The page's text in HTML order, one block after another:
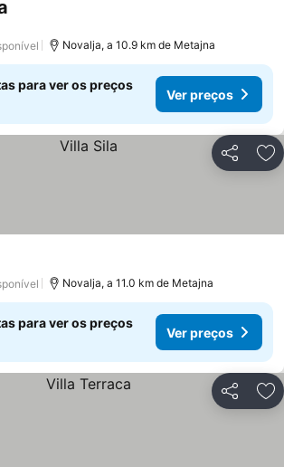
Novalja, a 10.9 km de Metajna
para ver os preços
Ver preços
Partilhar
Novalja, a 11.0 km de Metajna
para ver os preços
Ver preços
Partilhar